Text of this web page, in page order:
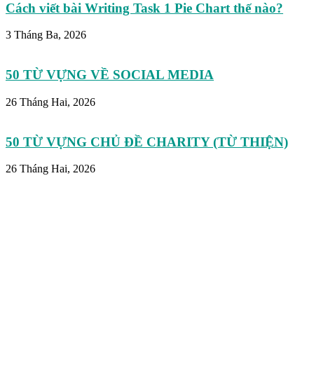
Cách viết bài Writing Task 1 Pie Chart thế nào?
3 Tháng Ba, 2026
50 TỪ VỰNG VỀ SOCIAL MEDIA
26 Tháng Hai, 2026
50 TỪ VỰNG CHỦ ĐỀ CHARITY (TỪ THIỆN)
26 Tháng Hai, 2026